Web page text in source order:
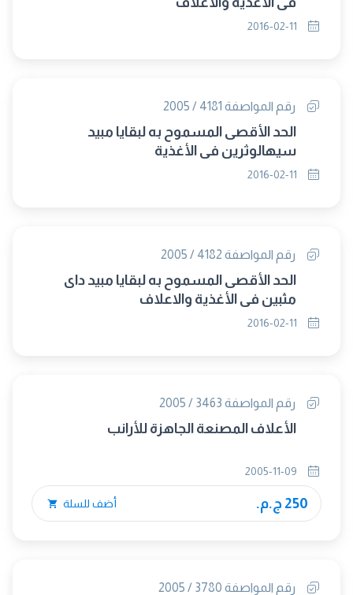
رقم المواصفة 4181 / 2005
الحد الأقصى المسموح به لبقايا مبيد
سيهالوثرين في الأغذية
رقم المواصفة 4182 / 2005
الحد الأقصى المسموح به لبقايا مبيد داى
مثبين في الأغذية والاعلاف
رقم المواصفة 3463 / 2005
الأعلاف المصنعة الجاهزة للأرانب
250 ج.م. أضف للسلة
رقم المواصفة 3780 / 2005